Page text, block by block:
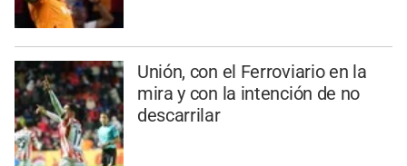
Unión, con el Ferroviario en la
mira y con la intención de no
descarrilar